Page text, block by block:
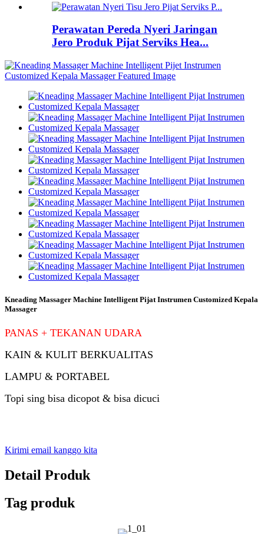
Perawatan Pereda Nyeri Jaringan
Jero Produk Pijat Serviks Hea...
Kneading Massager Machine Intelligent Pijat Instrumen Customized Kepala
Massager
PANAS + TEKANAN UDARA
KAIN & KULIT BERKUALITAS
LAMPU & PORTABEL
Topi sing bisa dicopot & bisa dicuci
Kirimi email kanggo kita
Detail Produk
Tag produk